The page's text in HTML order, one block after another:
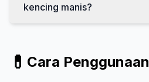
kencing manis?
💊 Cara Penggunaan